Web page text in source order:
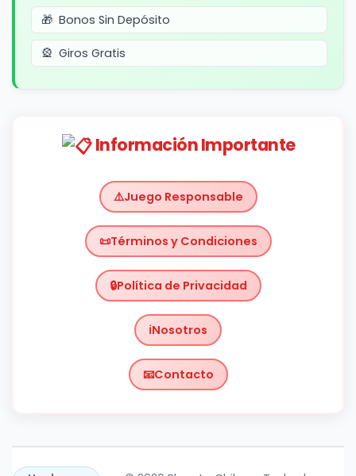
Bonos Sin Depósito
Giros Gratis
Información Importante
Juego Responsable
Términos y Condiciones
Política de Privacidad
Nosotros
Contacto